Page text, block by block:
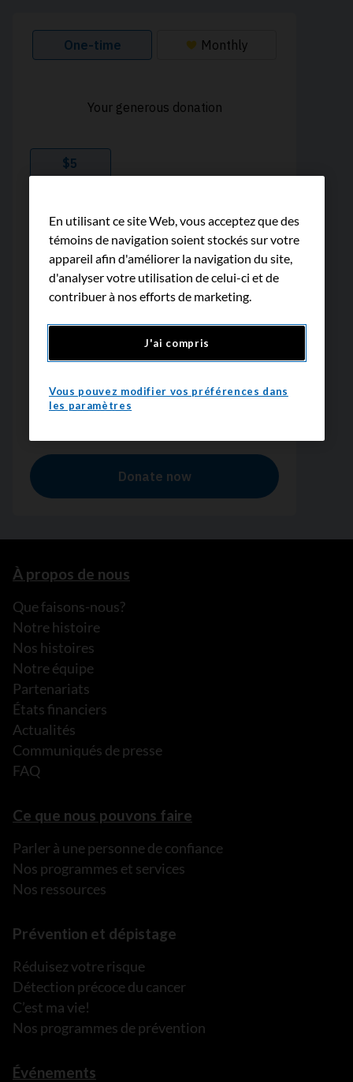
À propos de nous
Que faisons-nous?
Notre histoire
Nos histoires
Notre équipe
Partenariats
États financiers
Actualités
Communiqués de presse
FAQ
Ce que nous pouvons faire
Parler à une personne de confiance
Nos programmes et services
Nos ressources
Prévention et dépistage
Réduisez votre risque
Détection précoce du cancer
C’est ma vie!
Nos programmes de prévention
Événements
En utilisant ce site Web, vous acceptez que des
témoins de navigation soient stockés sur votre
appareil afin d'améliorer la navigation du site,
d'analyser votre utilisation de celui-ci et de
contribuer à nos efforts de marketing.
J'ai compris
Vous pouvez modifier vos préférences dans
les paramètres